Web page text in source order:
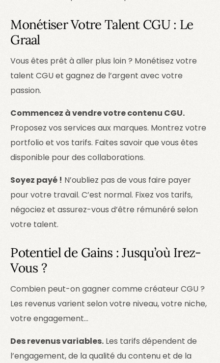
Monétiser Votre Talent CGU : Le
Graal
Vous êtes prêt à aller plus loin ? Monétisez votre
talent CGU et gagnez de l’argent avec votre
passion.
Commencez à vendre votre contenu CGU.
Proposez vos services aux marques. Montrez votre
portfolio et vos tarifs. Faites savoir que vous êtes
disponible pour des collaborations.
Soyez payé ! N’oubliez pas de vous faire payer
pour votre travail. C’est normal. Fixez vos tarifs,
négociez et assurez-vous d’être rémunéré selon
votre talent.
Potentiel de Gains : Jusqu’où Irez-
Vous ?
Combien peut-on gagner comme créateur CGU ?
Les revenus varient selon votre niveau, votre niche,
votre engagement…
Des revenus variables. Les tarifs dépendent de
l’engagement, de la qualité du contenu et de la